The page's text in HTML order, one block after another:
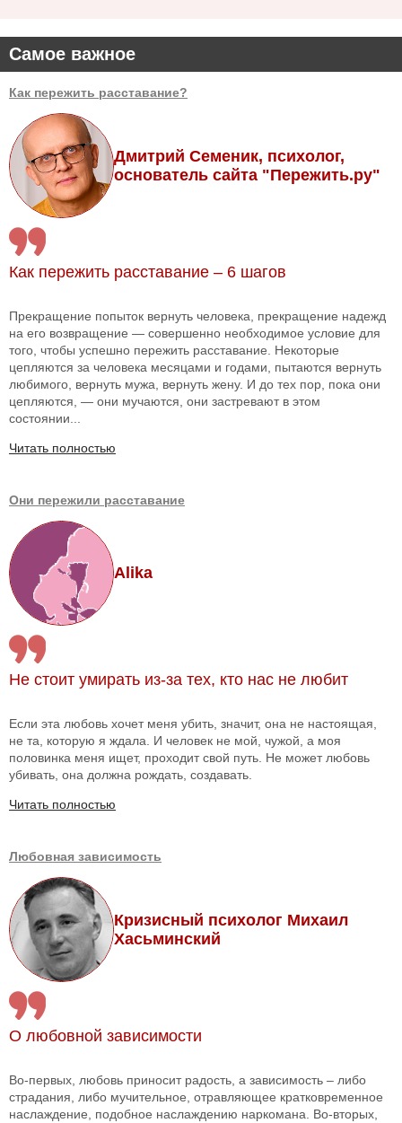
Самое важное
Как пережить расставание?
Дмитрий Семеник, психолог,
основатель сайта "Пережить.ру"
Как пережить расставание – 6 шагов
Прекращение попыток вернуть человека, прекращение надежд
на его возвращение — совершенно необходимое условие для
того, чтобы успешно пережить расставание. Некоторые
цепляются за человека месяцами и годами, пытаются вернуть
любимого, вернуть мужа, вернуть жену. И до тех пор, пока они
цепляются, — они мучаются, они застревают в этом
состоянии...
Читать полностью
Они пережили расставание
Alika
Не стоит умирать из-за тех, кто нас не любит
Если эта любовь хочет меня убить, значит, она не настоящая,
не та, которую я ждала. И человек не мой, чужой, а моя
половинка меня ищет, проходит свой путь. Не может любовь
убивать, она должна рождать, создавать.
Читать полностью
Любовная зависимость
Кризисный психолог Михаил
Хасьминский
О любовной зависимости
Во-первых, любовь приносит радость, а зависимость – либо
страдания, либо мучительное, отравляющее кратковременное
наслаждение, подобное наслаждению наркомана. Во-вторых,